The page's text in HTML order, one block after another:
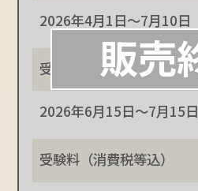
2026年4月1日～7月10日
2026年6月15日～7月15日